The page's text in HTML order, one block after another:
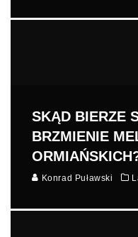
SKĄD BIERZE
BRZMIENIE
Konrad Puławski